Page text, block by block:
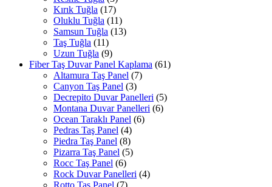
Kırık Tuğla (17)
Oluklu Tuğla (11)
Samsun Tuğla (13)
Taş Tuğla (11)
Uzun Tuğla (9)
Fiber Taş Duvar Panel Kaplama (61)
Altamura Taş Panel (7)
Canyon Taş Panel (3)
Decrepito Duvar Panelleri (5)
Montana Duvar Panelleri (6)
Ocean Taraklı Panel (6)
Pedras Taş Panel (4)
Piedra Taş Panel (8)
Pizarra Taş Panel (5)
Rocc Taş Panel (6)
Rock Duvar Panelleri (4)
Rotto Taş Panel (7)